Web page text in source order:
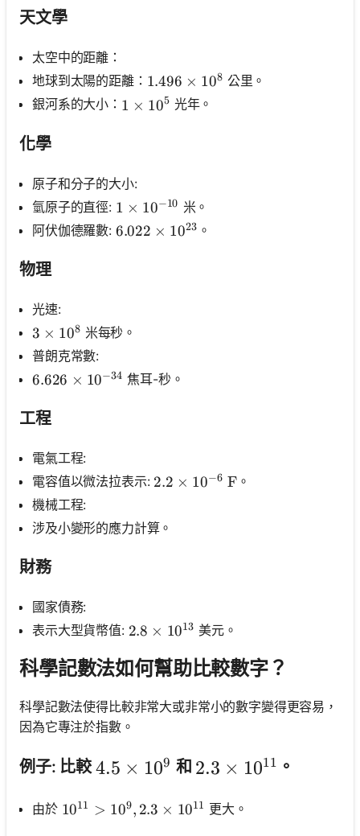
問
出
您
第
題
天文學
太空中的距離：
地球到太陽的距離： 1.496 \times 10^8
1.496 × 108 公里。
銀河系的大小： 1 \times 10^5
1 × 105 光年。
化學
原子和分子的大小:
氫原子的直徑: 1 \times 10^{-10}
1 × 10−10 米。
阿伏伽德羅數: 6.022 \times 10^{23}
6.022 × 1023 。
物理
光速:
3 \times 10^8
3 × 108 米每秒。
普朗克常數:
6.626 \times 10^{-34}
6.626 × 10−34 焦耳-秒。
工程
電氣工程:
電容值以微法拉表示: 2.2 \times 10^{-6}
2.2 × 10−6 F。
機械工程:
涉及小變形的應力計算。
財務
國家債務:
表示大型貨幣值: 2.8 \times 10^{13}
2.8 × 1013 美元。
科學記數法如何幫助比較數字？
科學記數法使得比較非常大或非常小的數字變得更容易，
因為它專注於指數。
例子: 比較4.5 \times 10^9
4.5 × 109 和 2.3 \times 10^{11}
2.3 × 1011 。
由於 10^{11}>10^9, 2.3 \times 10^{11}
1011 > 109, 2.3 × 1011 更大。